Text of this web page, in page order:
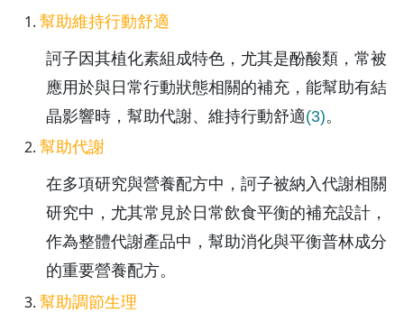
幫助維持行動舒適
訶子因其植化素組成特色，尤其是酚酸類，常被
應用於與日常行動狀態相關的補充，能幫助有結
晶影響時，幫助代謝、維持行動舒適(3)。
幫助代謝
在多項研究與營養配方中，訶子被納入代謝相關
研究中，尤其常見於日常飲食平衡的補充設計，
作為整體代謝產品中，幫助消化與平衡普林成分
的重要營養配方。
幫助調節生理